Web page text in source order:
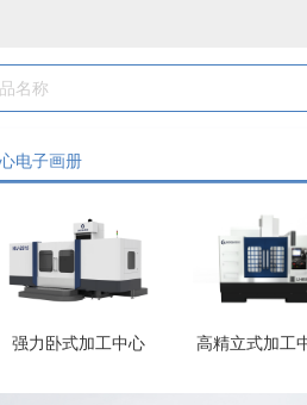
电子画册
强力卧式加工中心 高精立式加工